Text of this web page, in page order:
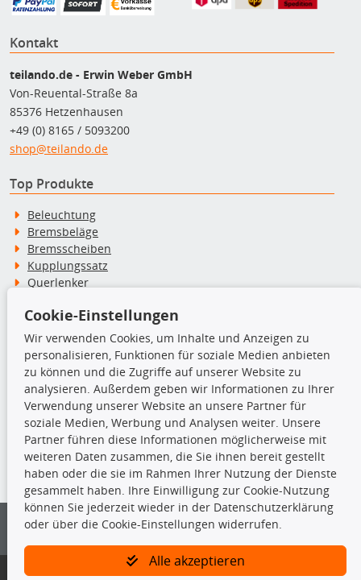
Kontakt
teilando.de - Erwin Weber GmbH
Von-Reuental-Straße 8a
85376 Hetzenhausen
+49 (0) 8165 / 5093200
shop@teilando.de
Top Produkte
Beleuchtung
Bremsbeläge
Bremsscheiben
Kupplungssatz
Querlenker
Stoßdämpfer
TecDoc Inside
Die hier angezeigten Daten insbesondere die gesamte Datenbank dürfen
nicht kopiert werden.
Es ist zu unterlassen, die Daten oder die gesamte Datenbank ohne
vorherige Zustimmung von TecDoc zu vervielfältigen, zu verbreiten
und/oder diese Handlungen durch Dritte ausführen zu lassen. Ein
Bitte prüfen Sie, ob das über unseren Onlineshop identifizierte Ersatzteil
Cookie-Einstellungen
Wir verwenden Cookies, um Inhalte und Anzeigen zu
personalisieren, Funktionen für soziale Medien anbieten
zu können und die Zugriffe auf unserer Website zu
analysieren. Außerdem geben wir Informationen zu Ihrer
Verwendung unserer Website an unsere Partner für
soziale Medien, Werbung und Analysen weiter. Unsere
Partner führen diese Informationen möglicherweise mit
weiteren Daten zusammen, die Sie ihnen bereit gestellt
haben oder die sie im Rahmen Ihrer Nutzung der Dienste
gesammelt haben. Ihre Einwilligung zur Cookie-Nutzung
können Sie jederzeit wieder in der Datenschutzerklärung
oder über die Cookie-Einstellungen widerrufen.
Alle akzeptieren